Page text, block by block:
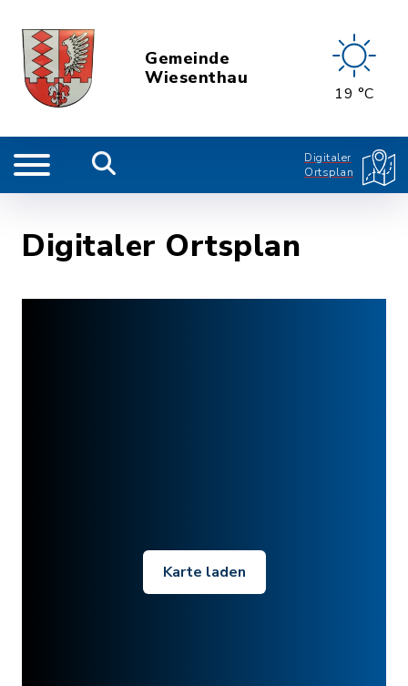
Gemeinde
Wiesenthau
19 °C
Digitaler
Ortsplan
Digitaler Ortsplan
Karte laden